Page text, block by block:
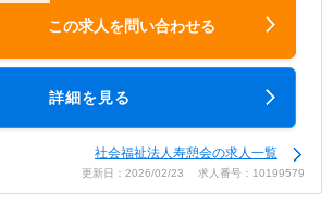
この求人を問い合わせる
詳細を見る
社会福祉法人寿憩会の求人一覧
更新日：2026/02/23 求人番号：10199579